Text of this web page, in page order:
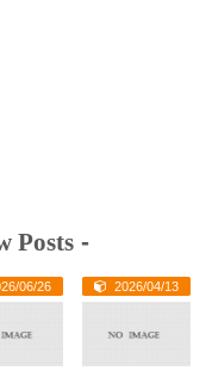
Posts-
06/26 2026/04/13